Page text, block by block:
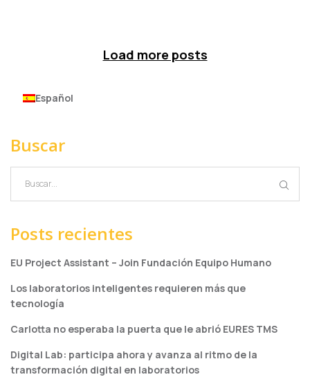
Load more posts
Español
Buscar
Posts recientes
EU Project Assistant – Join Fundación Equipo Humano
Los laboratorios inteligentes requieren más que
tecnología
Carlotta no esperaba la puerta que le abrió EURES TMS
Digital Lab: participa ahora y avanza al ritmo de la
transformación digital en laboratorios